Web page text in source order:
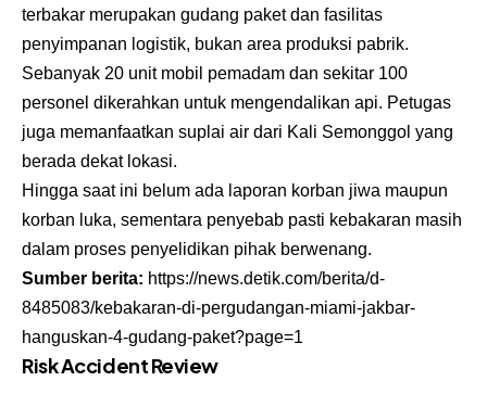
terbakar merupakan gudang paket dan fasilitas
penyimpanan logistik, bukan area produksi pabrik.
Sebanyak 20 unit mobil pemadam dan sekitar 100
personel dikerahkan untuk mengendalikan api. Petugas
juga memanfaatkan suplai air dari Kali Semonggol yang
berada dekat lokasi.
Hingga saat ini belum ada laporan korban jiwa maupun
korban luka, sementara penyebab pasti kebakaran masih
dalam proses penyelidikan pihak berwenang.
Sumber berita: https://news.detik.com/berita/d-
8485083/kebakaran-di-pergudangan-miami-jakbar-
hanguskan-4-gudang-paket?page=1
Risk Accident Review